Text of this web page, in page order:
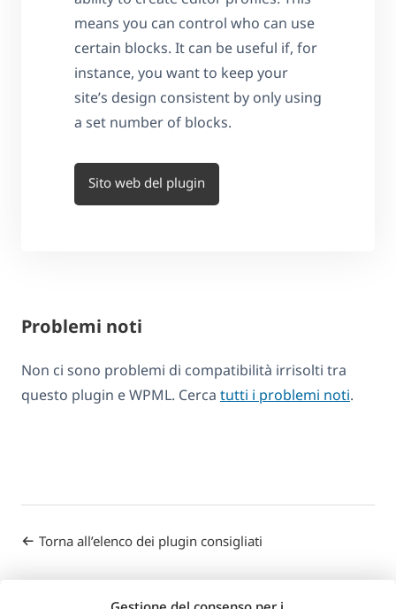
means you can control who can use
certain blocks. It can be useful if, for
instance, you want to keep your
site’s design consistent by only using
a set number of blocks.
Sito web del plugin
Problemi noti
Non ci sono problemi di compatibilità irrisolti tra
questo plugin e WPML. Cerca tutti i problemi noti.
Torna all’elenco dei plugin consigliati